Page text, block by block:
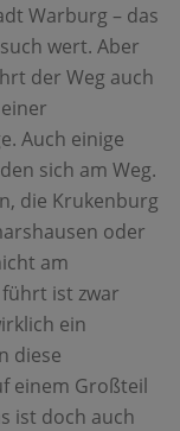
Warburg – das
wert. Aber
der Weg auch
Auch einige
sich am Weg.
die Krukenburg
oder
am
ist zwar
ein
diese
einem Großteil
ist doch auch